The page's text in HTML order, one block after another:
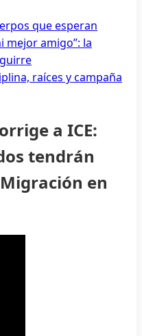
que esperan
mejor amigo”: la
raíces y campaña
a ICE:
tendrán
en